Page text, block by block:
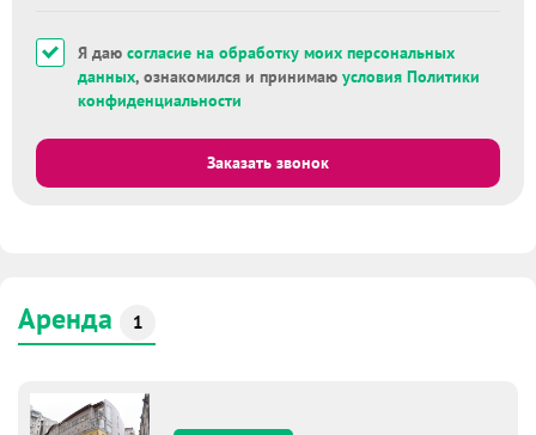
Я даю согласие на обработку моих персональных
данных, ознакомился и принимаю условия Политики
конфиденциальности
Заказать звонок
Аренда 1